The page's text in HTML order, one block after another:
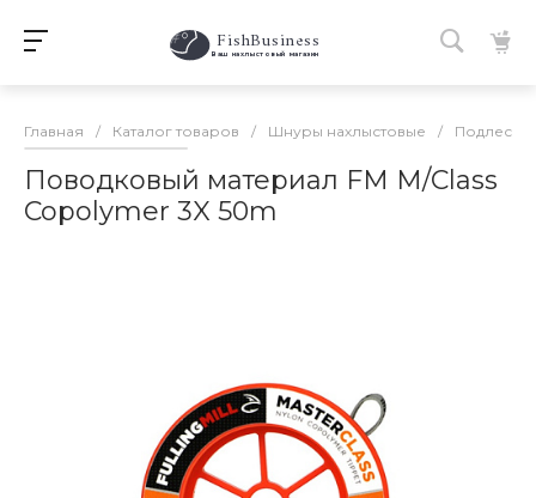
FishBusiness
Ваш нахлыстовый магазин
Главная / Каталог товаров / Шнуры нахлыстовые /
Поводковый материал FM M/Class
Copolymer 3X 50m